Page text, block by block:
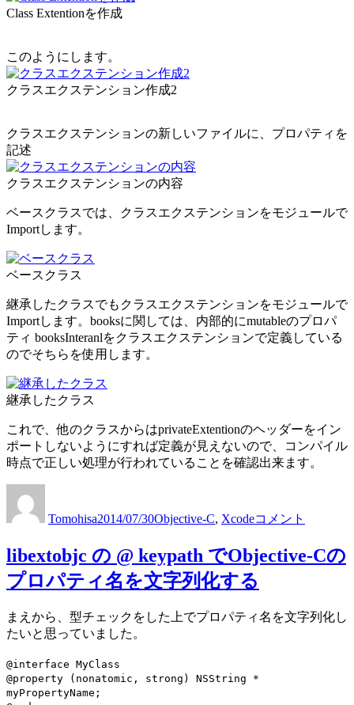
Class Extentionを作成
このようにします。
クラスエクステンション作成2
クラスエクステンションの新しいファイルに、プロパティを
記述
クラスエクステンションの内容
ベースクラスでは、クラスエクステンションをモジュールで
Importします。
ベースクラス
継承したクラスでもクラスエクステンションをモジュールで
Importします。booksに関しては、内部的にmutableのプロパ
ティ booksInteranlをクラスエクステンションで定義している
のでそちらを使用します。
継承したクラス
これで、他のクラスからはprivateExtentionのヘッダーをイン
ポートしないようにすれば定義が見えないので、コンパイル
時点で正しい処理が行われていることを確認出来ます。
者
Tomohisa日:
2014/07/30ゴ
ー
Objective-C, Xcodeで、
ブ
ク
ラ
だ
コメント
libextobjc の @ keypath でObjective-Cの
プロパティ名を文字列化する
まえから、型チェックをした上でプロパティ名を文字列化し
たいと思っていました。
@interface MyClass
@property (nonatomic, strong) NSString *
myPropertyName;